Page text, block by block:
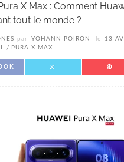
X Max : Comment
tout le monde ?
par YOHANN POIRON le
13
PURA X MAX